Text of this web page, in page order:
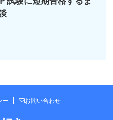
ー お問い合わせ